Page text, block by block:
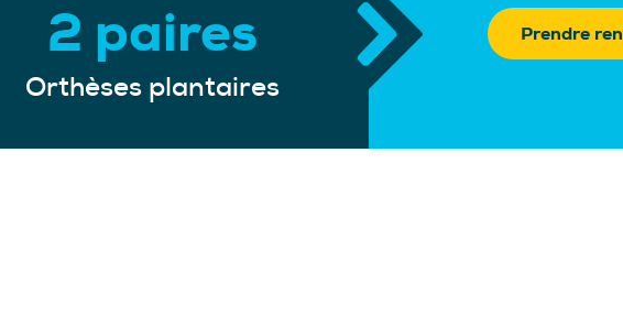
2 paires
Orthèses plantaires
Prendre